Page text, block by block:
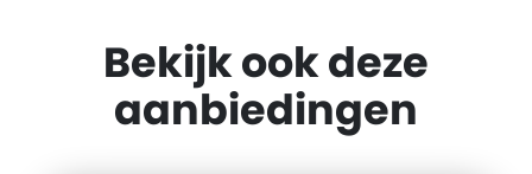
Bekijk ook deze
aanbiedingen